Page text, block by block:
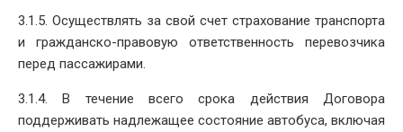
3.1.5. Осуществлять за свой счет страхование транспорта
и гражданско-правовую ответственность перевозчика
перед пассажирами.
3.1.4. В течение всего срока действия Договора
поддерживать надлежащее состояние автобуса, включая